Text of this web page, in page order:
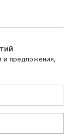
и предложения,